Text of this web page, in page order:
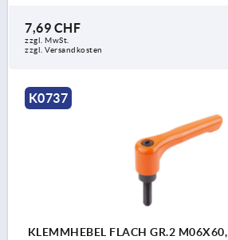
7,69 CHF
zzgl. MwSt.
zzgl. Versandkosten
K0737
KLEMMHEBEL FLACH GR.2